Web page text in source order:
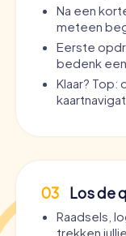
Na een
meteen
Eerste
bedenk een
Klaar? Top:
03 Los de
Raadsels,
trekken